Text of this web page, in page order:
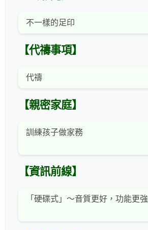
不一樣的足印
【代禱事項】
代禱
【親密家庭】
訓練孩子做家務
【資訊前線】
「硬碟式」～音質更好，功能更強